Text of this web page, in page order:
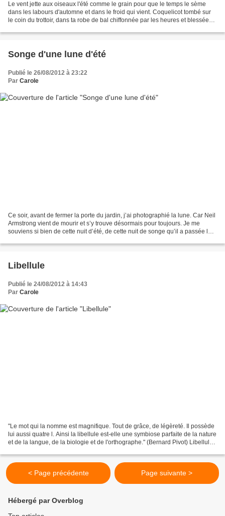
Le vent jette aux oiseaux l'été comme le grain pour que le temps le sème
dans les labours d'automne et dans le froid qui vient. Coquelicot tombé sur
le coin du trottoir, dans ta robe de bal chiffonnée par les heures et blessée
Songe d'une lune d'été
Publié le 26/08/2012 à 23:22
Par Carole
Ce soir, avant de fermer la porte du jardin, j’ai photographié la lune. Car Neil
Armstrong vient de mourir et s’y trouve désormais pour toujours. Je me
souviens si bien de cette nuit d’été, de cette nuit de songe qu’il a passée là-
Libellule
Publié le 24/08/2012 à 14:43
Par Carole
"Le mot qui la nomme est magnifique. Tout de grâce, de légèreté. Il possède
lui aussi quatre l. Ainsi la libellule est-elle une symbiose parfaite de la nature
et de la langue, de la biologie et de l'orthographe." (Bernard Pivot) Libellule,
< Page précédente Page suivante >
Hébergé par Overblog